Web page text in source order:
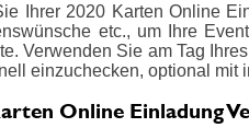
Ihrer 2020 Karten Online
etc., um Ihre
Verwenden Sie am Tag
einzuchecken, optional mit
Online Einladung